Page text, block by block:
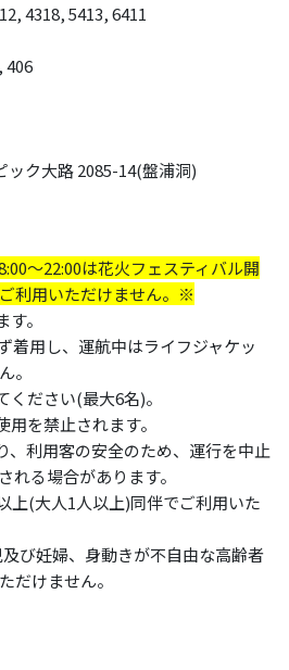
4318, 5413, 6411
406
ック大路 2085-14(盤浦洞)
～22:00は花火フェスティバル開
利用いただけません。※
。
着用し、運航中はライフジャケッ
。
ださい(最大6名)。
を禁止されます。
、利用客の安全のため、運行を中止
れる場合があります。
上(大人1人以上)同伴でご利用いた
び妊婦、身動きが不自由な高齢者
だけません。